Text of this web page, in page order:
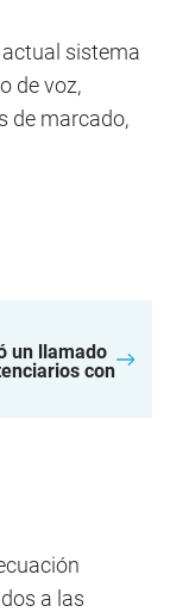
sistema
de voz,
de marcado,
un llamado
con
a las